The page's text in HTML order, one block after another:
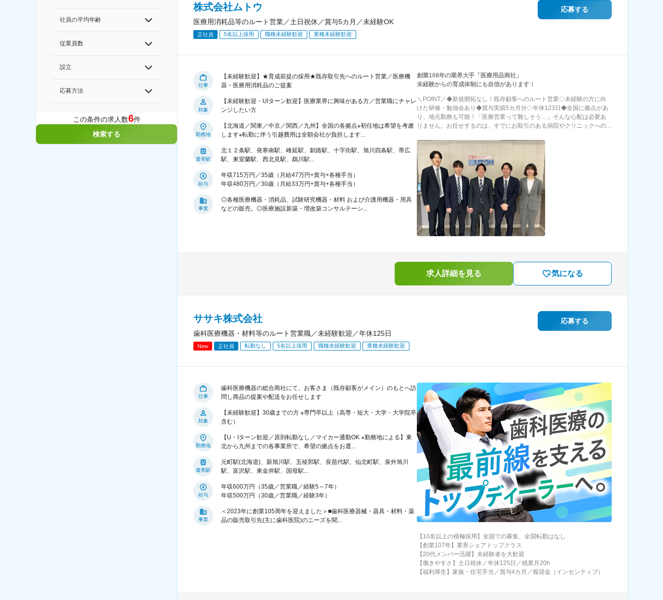
社員の平均年齢
従業員数
設立
応募方法
この条件の求人数6件
検索する
株式会社ムトウ
医療用消耗品等のルート営業／土日祝休／賞与5カ月／未経験OK
正社員 5名以上採用 職種未経験歓迎 業種未経験歓迎
応募する
仕事
【未経験歓迎】★育成前提の採用★既存取引先へのルート営業／医療機
器・医療用消耗品のご提案
対象
【未経験歓迎・UIターン歓迎】医療業界に興味がある方／営業職にチャレ
ンジしたい方
勤務地
【北海道／関東／中京／関西／九州】全国の各拠点※初任地は希望を考慮
します※転勤に伴う引越費用は全額会社が負担します...
最寄駅
北１２条駅、発寒南駅、峰延駅、釧路駅、十字街駅、旭川四条駅、帯広
駅、東室蘭駅、西北見駅、鵡川駅...
給与
年収715万円／35歳（月給47万円+賞与+各種手当）
年収480万円／30歳（月給33万円+賞与+各種手当）
事業
◎各種医療機器・消耗品、試験研究機器・材料 および介護用機器・用具
などの販売。◎医療施設新築・増改築コンサルテーシ...
創業108年の業界大手「医療用品商社」
未経験からの育成体制にも自信があります！
＼POINT／◆新規開拓なし！既存顧客へのルート営業◇未経験の方に向
けた研修・勉強会あり◆賞与実績5カ月分◇年休123日◆全国に拠点があ
り、地元勤務も可能！「医療営業って難しそう…」そんな心配は必要あ
りません。お任せするのは、すでにお取引のある病院やクリニックへの...
求人詳細を見る 気になる
ササキ株式会社
歯科医療機器・材料等のルート営業職／未経験歓迎／年休125日
New 正社員 転勤なし 5名以上採用 職種未経験歓迎 業種未経験歓迎
応募する
仕事
歯科医療機器の総合商社にて、お客さま（既存顧客がメイン）のもとへ訪
問し商品の提案や配送をお任せします
対象
【未経験歓迎】30歳までの方 ※専門卒以上（高専・短大・大学・大学院卒
含む）
勤務地
【U・Iターン歓迎／原則転勤なし／マイカー通勤OK ※勤務地による】東
北から九州までの各事業所で、希望の拠点をお選...
最寄駅
元町駅(北海道)、新旭川駅、五稜郭駅、長苗代駅、仙北町駅、泉外旭川
駅、富沢駅、東金井駅、国母駅...
給与
年収600万円（35歳／営業職／経験5～7年）
年収500万円（30歳／営業職／経験3年）
事業
＜2023年に創業105周年を迎えました＞■歯科医療器械・器具・材料・薬
品の販売取引先(主に歯科医院)のニーズを聞...
【10名以上の積極採用】全国での募集、全国転勤はなし
【創業107年】業界シェアトップクラス
【20代メンバー活躍】未経験者を大歓迎
【働きやすさ】土日祝休／年休125日／残業月20h
【福利厚生】家族・住宅手当／賞与4カ月／報奨金（インセンティブ）